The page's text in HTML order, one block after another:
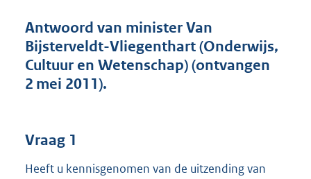
4
b
Antwoord van minister Van
Bijsterveldt-Vliegenthart (Onderwijs,
Cultuur en Wetenschap) (ontvangen
2 mei 2011).
Vraag 1
Heeft u kennisgenomen van de uitzending van